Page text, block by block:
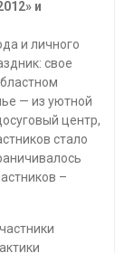
и
и личного
свое
— из уютной
центр,
стало
–